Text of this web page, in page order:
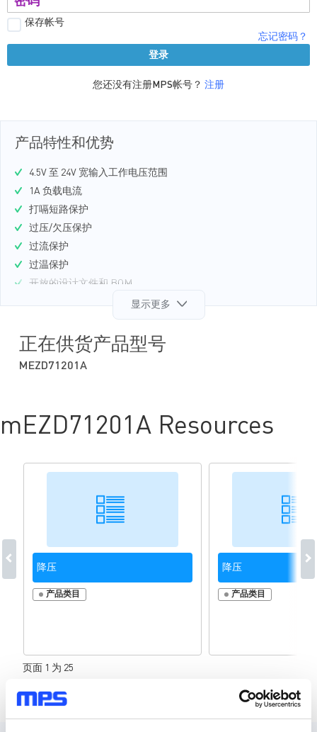
mEZD71201A-D
5.0
保存帐号
忘记密码？
登录
您还没有注册MPS帐号？ 注册
产品特性和优势
4.5V 至 24V 宽输入工作电压范围
1A 负载电流
打嗝短路保护
过压/欠压保护
过流保护
过温保护
开放的设计文件和 BOM
显示更多
正在供货产品型号
MEZD71201A
mEZD71201A Resources
降压
产品类目
降压
产品类目
页面 1 为 25